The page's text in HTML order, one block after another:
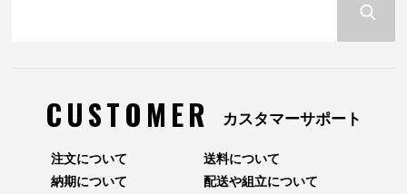
CUSTOMER カスタマーサポート
注文について
納期について
送料について
配送や組立について